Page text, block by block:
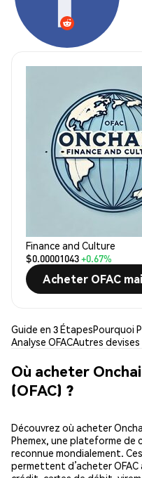
Finance and Culture
$0.00001043+0.67%
Acheter OFAC
Guide en 3 ÉtapesPourquoi
Analyse OFACAutres devises
Où acheter
(OFAC) ?
Découvrez où acheter
Phemex, une plateforme de
reconnue mondialement.
permettent d’acheter